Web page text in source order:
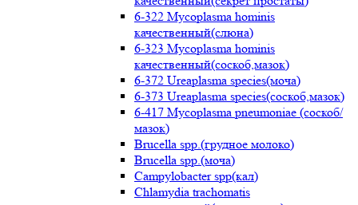
6-322 Mycoplasma hominis
качественный(слюна)
6-323 Mycoplasma hominis
качественный(соскоб,мазок)
6-372 Ureaplasma species(моча)
6-373 Ureaplasma species(соскоб,мазок)
6-417 Mycoplasma pneumoniae (соскоб/
мазок)
Brucella spp.(грудное молоко)
Brucella spp.(моча)
Campylobacter spp(кал)
Chlamydia trachomatis